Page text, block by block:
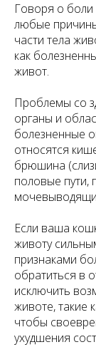
Говоря о
любые
части тела
как
живот.
Проблемы со
органы и
болезненные
относятся
брюшина
половые пути,
Если ваша
животу
признаками
обратиться в
исключить
животе, такие
чтобы
ухудшения